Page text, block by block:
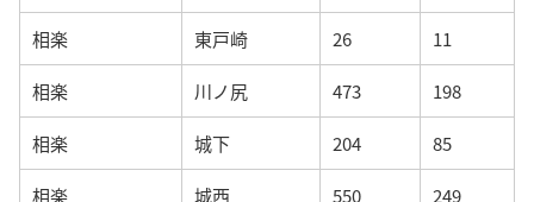
相楽 東戸崎 26 11
相楽 川ノ尻 473 198
相楽 城下 204 85
相楽 城西 550 249